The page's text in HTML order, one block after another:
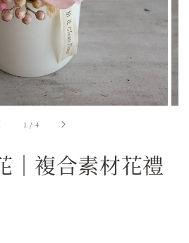
1 / 4
｜複合素材花禮